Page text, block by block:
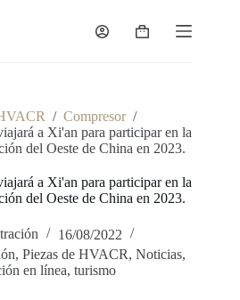
/ Compresor /
a Xi'an para participar en la
del Oeste de China en 2023.
a Xi'an para participar en la
del Oeste de China en 2023.
16/08/2022
, Piezas de HVACR, Noticias,
en línea,turismo